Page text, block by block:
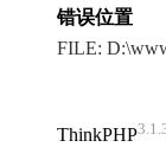
错误位置
FILE:
ThinkPHP